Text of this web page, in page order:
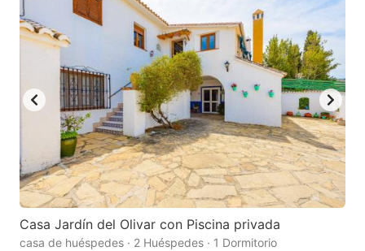
Casa Jardín del Olivar con Piscina privada
casa de huéspedes · 2 Huéspedes · 1 Dormitorio